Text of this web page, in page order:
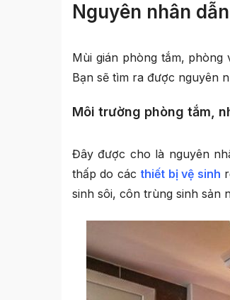
Nguyên nhân
Mùi gián phòng tắm, phòng
Bạn sẽ tìm ra được nguyên
Môi trường phòng tắm,
Đây được cho là nguyên
thấp do các thiết bị vệ sinh
sinh sôi, côn trùng sinh sản